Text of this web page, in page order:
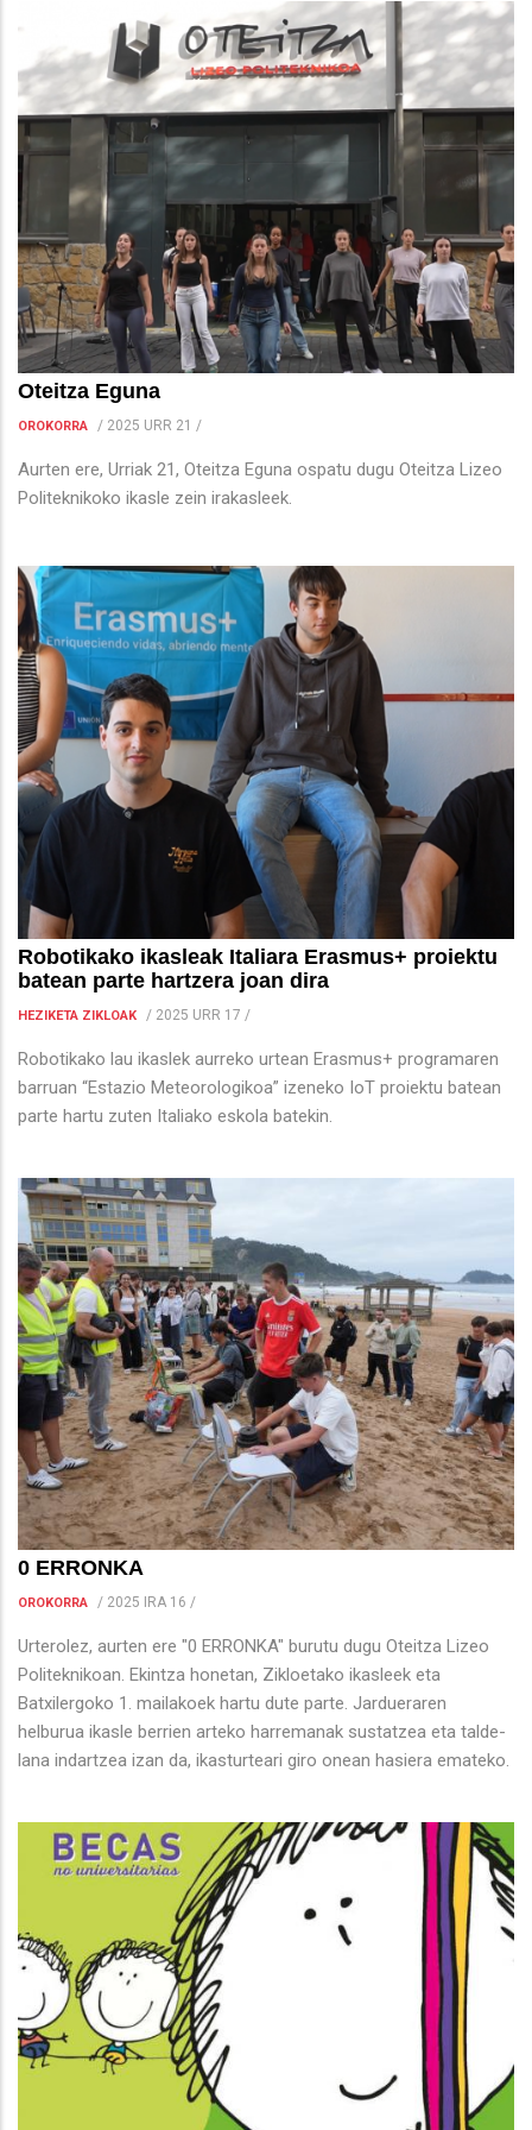
Oteitza Eguna
OROKORRA / 2025 URR 21 /
Aurten ere, Urriak 21, Oteitza Eguna ospatu dugu Oteitza Lizeo
Politeknikoko ikasle zein irakasleek.
Robotikako ikasleak Italiara Erasmus+ proiektu
batean parte hartzera joan dira
HEZIKETA ZIKLOAK / 2025 URR 17 /
Robotikako lau ikaslek aurreko urtean Erasmus+ programaren
barruan “Estazio Meteorologikoa” izeneko IoT proiektu batean
parte hartu zuten Italiako eskola batekin.
0 ERRONKA
OROKORRA / 2025 IRA 16 /
Urterolez, aurten ere "0 ERRONKA" burutu dugu Oteitza Lizeo
Politeknikoan. Ekintza honetan, Zikloetako ikasleek eta
Batxilergoko 1. mailakoek hartu dute parte. Jardueraren
helburua ikasle berrien arteko harremanak sustatzea eta talde-
lana indartzea izan da, ikasturteari giro onean hasiera emateko.